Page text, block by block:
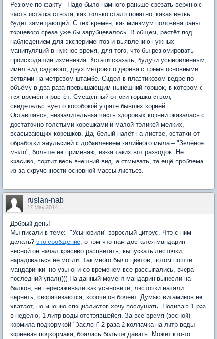
Резюме по факту - Надо было намного раньше срезать верхнюю
часть остатка ствола, как только стало понятно, какая ветвь
будет замещающей. С тех времён, как минимум половина раны
торцевого среза уже бы зарубцевалось. В общем, растёт под
наблюдением для экспериментов и выявлению нужных
манипуляций в нужное время, для того, что бы резюмировать
происходящие изменения. Кстати сказать, будучи усыновлённым,
имел вид садового, двух метрового дерева с тремя основными
ветвями на метровом штамбе. Сидел в пластиковом ведре по
объёму в два раза превышающим нынешний горшок, в котором с
тех времён и растёт. Смещённый от оси горшка ствол,
свидетельствует о кособокой утрате бывших корней.
Оставшаяся, незначительная часть здоровых корней оказалась с
достаточно толстыми корешками и малой толикой мелких,
всасывающих корешков. Да, белый налёт на листве, остатки от
обработки эмульсией с добавлением калийного мыла – "Зелёное
мыло", больше не применяю, из-за таких вот разводов. Не
красиво, портит весь внешний вид, а отмывать, та ещё проблема
из-за скрученности основной массы листьев.
ruslan-nab
17 May 2014
Добрый день!
Мы писали в теме: "Усыновили" взрослый цитрус. Что с ним
делать? это сообщение, о том что нам достался мандарин,
весной он начал красиво расцветать, выпускать листочки,
нарадоваться не могли. Так много было цветов, потом пошли
мандаринки, но увы они со временем все рассыпались, вчера
последний упал((((( На данный момент мандарин вынесли на
балкон, не пересаживали как усыновили, листочки начали
чернеть, сворачиваются, короче он болеет. Думаю витаминов не
хватает, но мнение специалистов хочу послушать. Поливаю 1 раз
в неделю, 1 литр воды отстоявшейся. За все время (весной)
кормила подкормкой "Заслон" 2 раза 2 колпачка на литр воды
корневая подкормака, боялась больше давать. Может кто-то